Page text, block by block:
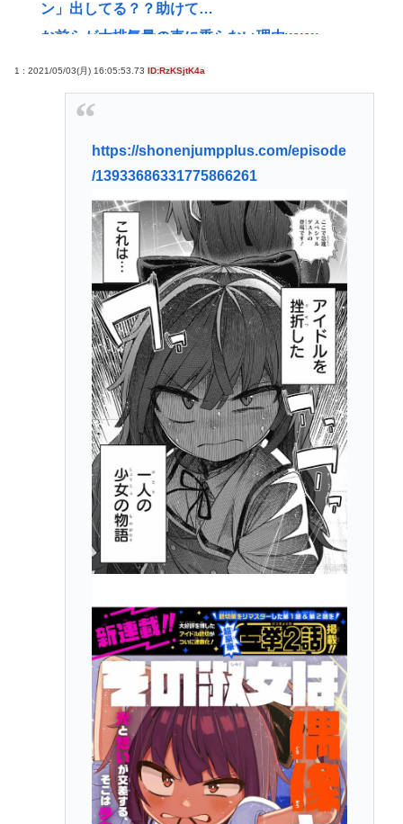
ン」出してる？？助けて…
お前らが大排気量の車に乗らない理由www
ロシア外務省報道官、平和宣言を非難「広島市長は
『偽りの呪文』を繰り返している」
【高市】トランプ「イランが核入手したら2分でイタ
リア滅亡させられるんだよ？」メローニ「でも核兵
器実戦で使ったのお前らだけだろ」
みいちゃんと山田さんって何で急に叩かれだした
NHK会長「パトカー・消防車からの受信料徴収、猛
反発が凄いので検討し直します…」
日本人主審も該当か 韓国サッカー協会、外国人審
判に性接待疑惑…現地メディア「4強神話も疑われる
恥ずべき状況」[8/8] [ばーど★]
【悲報】瀬戸環奈さん、中学時代のトラウマがヤバ
すぎる 【Pickup08083041】
林家パー子、認知症だった
英名門大学最年少の黒人教授が辞任 論文盗作疑惑に
は必殺「人種差別ガー」で反撃
Powered by livedoor 相互RSS
1 : 2021/05/03(月) 16:05:53.73 ID:RzKSjtK4a
https://shonenjumpplus.com/episode
/13933686331775866261